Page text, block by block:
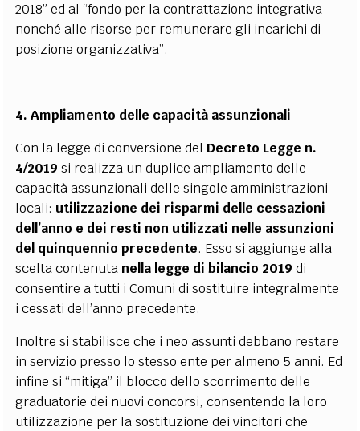
2018” ed al “fondo per la contrattazione integrativa
nonché alle risorse per remunerare gli incarichi di
posizione organizzativa”.
4. Ampliamento delle capacità assunzionali
Con la legge di conversione del Decreto Legge n.
4/2019 si realizza un duplice ampliamento delle
capacità assunzionali delle singole amministrazioni
locali: utilizzazione dei risparmi delle cessazioni
dell’anno e dei resti non utilizzati nelle assunzioni
del quinquennio precedente. Esso si aggiunge alla
scelta contenuta nella legge di bilancio 2019 di
consentire a tutti i Comuni di sostituire integralmente
i cessati dell’anno precedente.
Inoltre si stabilisce che i neo assunti debbano restare
in servizio presso lo stesso ente per almeno 5 anni. Ed
infine si “mitiga” il blocco dello scorrimento delle
graduatorie dei nuovi concorsi, consentendo la loro
utilizzazione per la sostituzione dei vincitori che